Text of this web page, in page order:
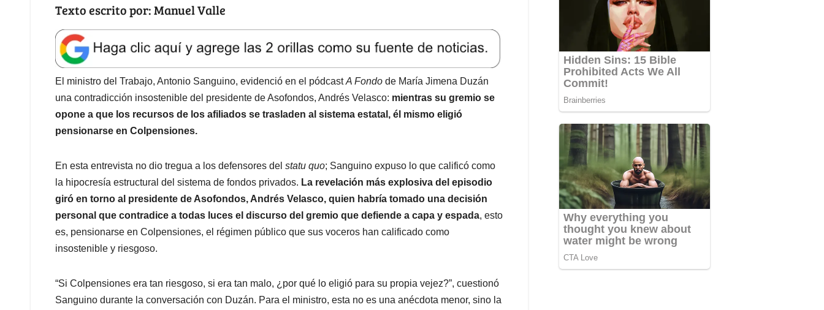
a
t
s
A
p
p
c
e
b
o
o
k
n
k
d
I
n
a
i
r
e
d
s
Texto escrito por: Manuel Valle
El ministro del Trabajo, Antonio Sanguino, evidenció en el pódcastA Fondo de María Jimena Duzán
una contradicción insostenible del presidente de Asofondos, Andrés Velasco: mientras su gremio se
opone a que los recursos de los afiliados se trasladen al sistema estatal, él mismo eligió
pensionarse en Colpensiones.
En esta entrevista no dio tregua a los defensores del statu quo; Sanguino expuso lo que calificó como
la hipocresía estructural del sistema de fondos privados. La revelación más explosiva del episodio
giró en torno al presidente de Asofondos, Andrés Velasco, quien habría tomado una decisión
personal que contradice a todas luces el discurso del gremio que defiende a capa y espada, esto
es, pensionarse en Colpensiones, el régimen público que sus voceros han calificado como
insostenible y riesgoso.
“Si Colpensiones era tan riesgoso, si era tan malo, ¿por qué lo eligió para su propia vejez?”, cuestionó
Sanguino durante la conversación con Duzán. Para el ministro, esta no es una anécdota menor, sino la